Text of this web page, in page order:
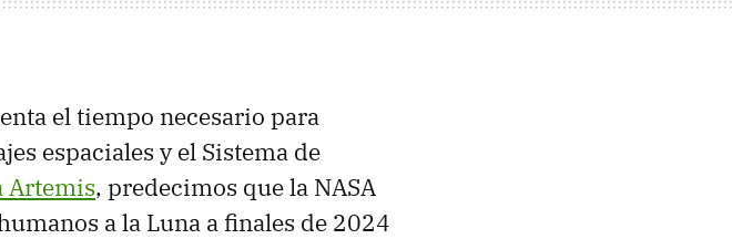
el tiempo necesario para
espaciales y el Sistema de
Artemis, predecimos que la NASA
a la Luna a finales de 2024